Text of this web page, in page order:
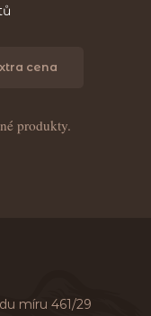
cena
produkty.
míru 461/29